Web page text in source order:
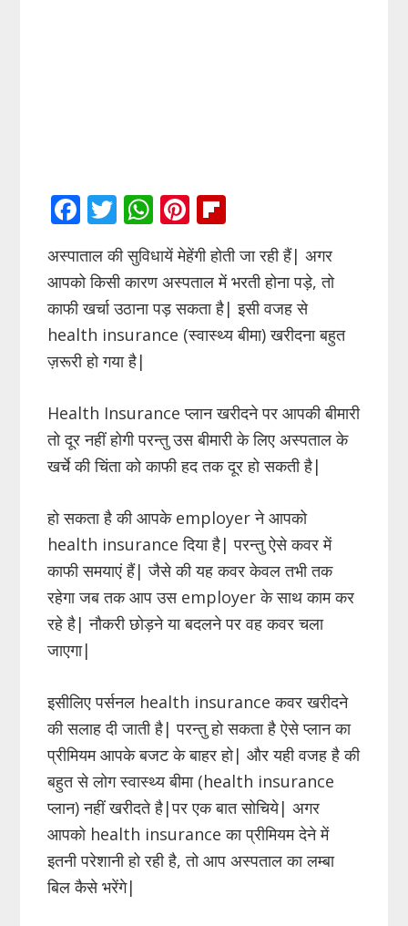
F
e
b
o
o
T
w
itt
er
W
h
at
s
A
Pi
nt
er
e
st
p
b
o
ar
अस्पाताल की सुविधायें मेहेंगी होती जा रही हैं| अगर
आपको किसी कारण अस्पताल में भरती होना पड़े, तो
काफी खर्चा उठाना पड़ सकता है| इसी वजह से
health insurance (स्वास्थ्य बीमा) खरीदना बहुत
ज़रूरी हो गया है|
Health Insurance प्लान खरीदने पर आपकी बीमारी
तो दूर नहीं होगी परन्तु उस बीमारी के लिए अस्पताल के
खर्चे की चिंता को काफी हद तक दूर हो सकती है|
हो सकता है की आपके employer ने आपको
health insurance दिया है| परन्तु ऐसे कवर में
काफी समयाएं हैं| जैसे की यह कवर केवल तभी तक
रहेगा जब तक आप उस employer के साथ काम कर
रहे है| नौकरी छोड़ने या बदलने पर वह कवर चला
जाएगा|
इसीलिए पर्सनल health insurance कवर खरीदने
की सलाह दी जाती है| परन्तु हो सकता है ऐसे प्लान का
प्रीमियम आपके बजट के बाहर हो| और यही वजह है की
बहुत से लोग स्वास्थ्य बीमा (health insurance
प्लान) नहीं खरीदते है|पर एक बात सोचिये| अगर
आपको health insurance का प्रीमियम देने में
इतनी परेशानी हो रही है, तो आप अस्पताल का लम्बा
बिल कैसे भरेंगे|